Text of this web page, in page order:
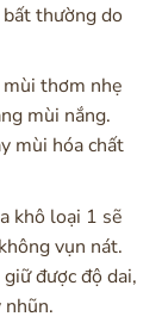
bất thường do
thơm nhẹ
mùi nắng.
mùi hóa chất
khô loại 1 sẽ
vụn nát.
được độ dai,
nhũn.